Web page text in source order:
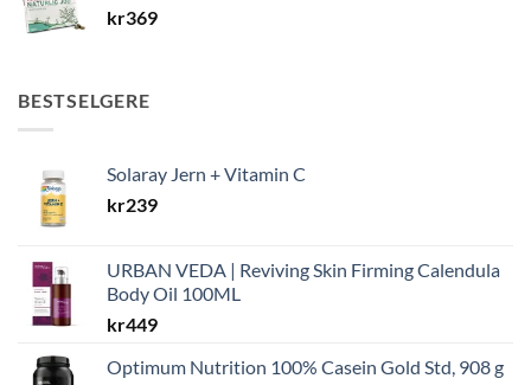
kr369
BESTSELGERE
Solaray Jern + Vitamin C
kr239
URBAN VEDA | Reviving Skin Firming Calendula
Body Oil 100ML
kr449
Optimum Nutrition 100% Casein Gold Std, 908 g